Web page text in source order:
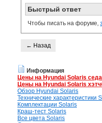
Быстрый ответ
Чтобы писать на форуме,
← Назад
Информация
Цены на Hyundai Solaris
Цены на Hyundai Solaris
Обзор Hyundai Solaris
Технические характеристики
Комплектации Solaris
Краш-тест Solaris
Все цвета Solaris